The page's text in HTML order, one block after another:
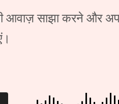
साझा करने और